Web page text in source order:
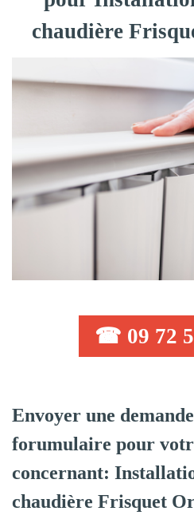
chaudière
☎ 09 72
Envoyer une
forumulaire pour
concernant:
chaudière Frisquet